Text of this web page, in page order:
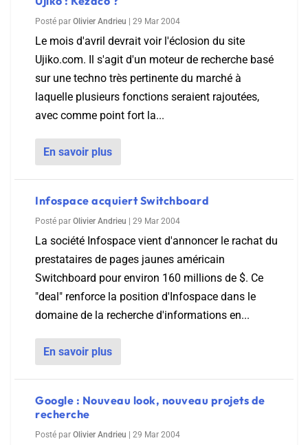
Posté par Olivier Andrieu 29 Mar 2004
Le mois d'avril devrait voir l'éclosion du site
Ujiko.com. Il s'agit d'un moteur de recherche basé
sur une techno très pertinente du marché à
laquelle plusieurs fonctions seraient rajoutées,
avec comme point fort la...
En savoir plus
Infospace acquiert Switchboard
Posté par Olivier Andrieu 29 Mar 2004
La société Infospace vient d'annoncer le rachat du
prestataires de pages jaunes américain
Switchboard pour environ 160 millions de $. Ce
"deal" renforce la position d'Infospace dans le
domaine de la recherche d'informations en...
En savoir plus
Google : Nouveau look, nouveau projets de
recherche
Posté par Olivier Andrieu 29 Mar 2004